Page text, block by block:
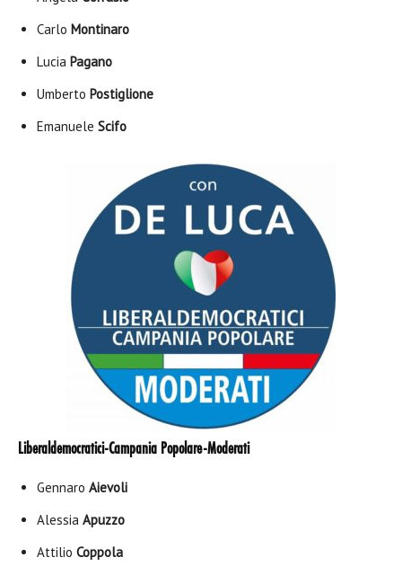
Carlo Montinaro
Lucia Pagano
Umberto Postiglione
Emanuele Scifo
Liberaldemocratici-Campania Popolare-Moderati
Gennaro Aievoli
Alessia Apuzzo
Attilio Coppola